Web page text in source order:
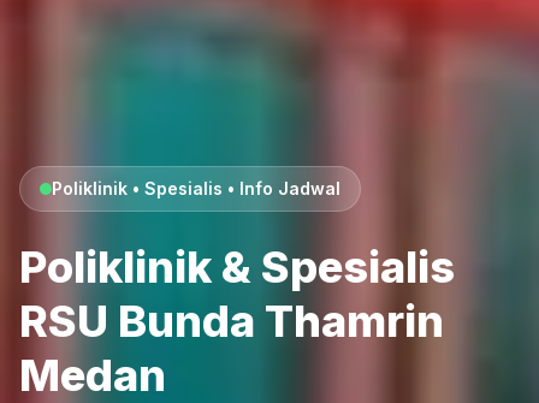
Poliklinik • Spesialis • Info Jadwal
Poliklinik & Spesialis
RSU Bunda Thamrin
Medan